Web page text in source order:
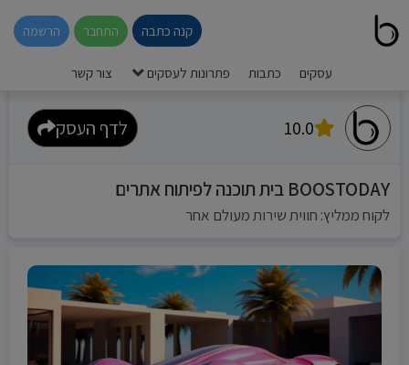
קנה כתבה התחבר הרשמה
עסקים כתבות פתרונות לעסקים צור קשר
10.0 לדף העסק
BOOSTODAY בית תוכנה לפיתוח אתרים
לקוח ממליץ: חווית שירות מעולם אחר